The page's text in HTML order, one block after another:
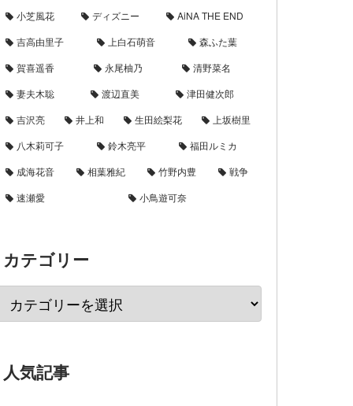
小芝風花
ディズニー
AiNA THE END
吉高由里子
上白石萌音
森ふた葉
賀喜遥香
永尾柚乃
清野菜名
妻夫木聡
渡辺直美
津田健次郎
吉沢亮
井上和 生田絵梨花
上坂樹里
八木莉可子
鈴木亮平
福田ルミカ
成海花音
相葉雅紀 竹野内豊
戦争
速瀬愛
小鳥遊可奈
カテゴリー
人気記事